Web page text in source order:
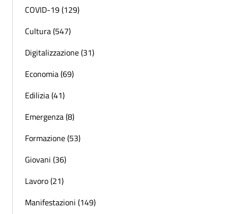
COVID-19 (129)
Cultura (547)
Digitalizzazione (31)
Economia (69)
Edilizia (41)
Emergenza (8)
Formazione (53)
Giovani (36)
Lavoro (21)
Manifestazioni (149)